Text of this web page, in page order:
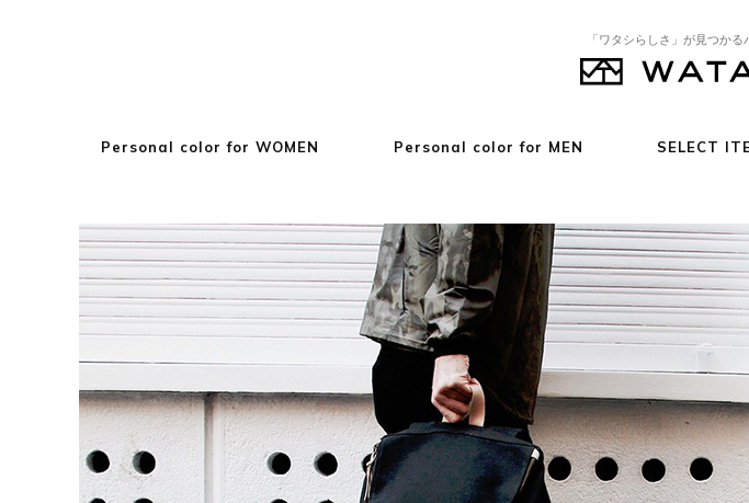
「ワタシらしさ」が見つか
Personal color for WOMEN Personal color for MEN SELECT